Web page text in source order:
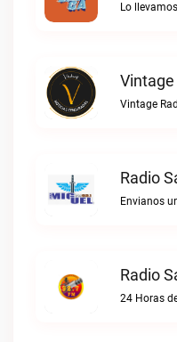
Lo
Vintage
Vintage
Radio